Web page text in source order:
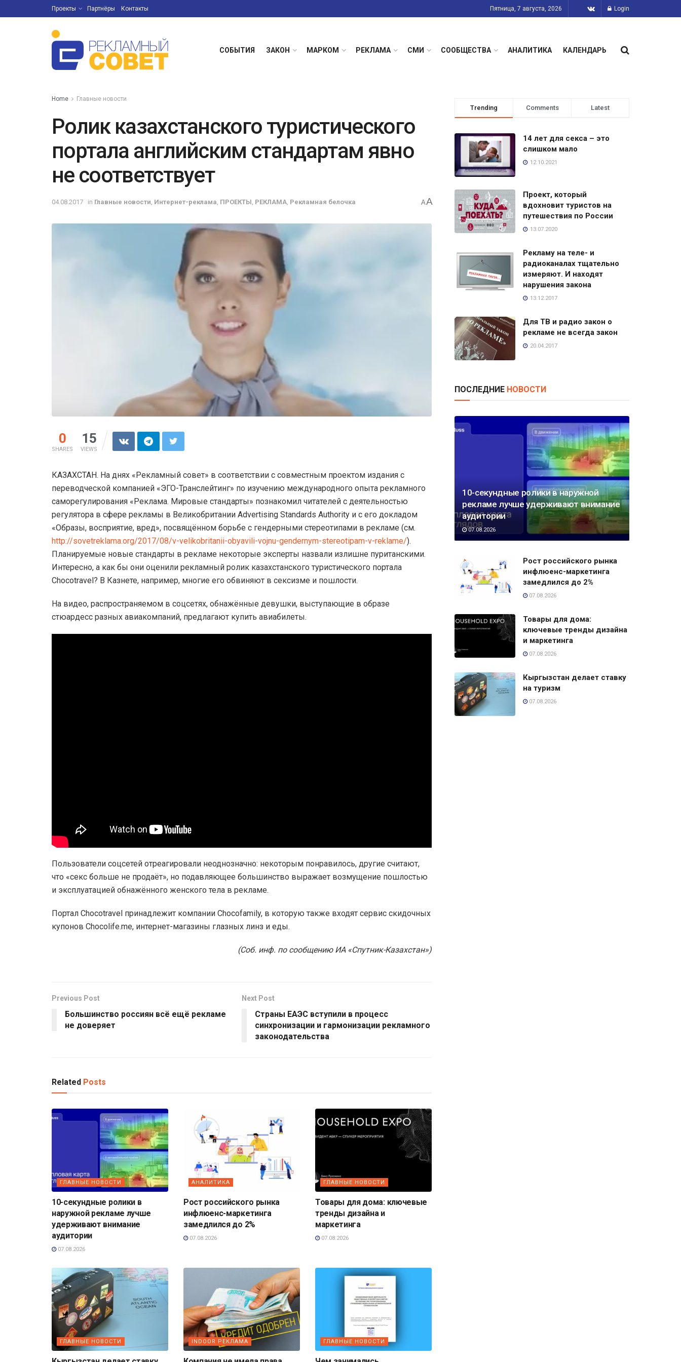
Проекты Партнёры Контакты Пятница, 7 августа, 2026 Login
СОБЫТИЯ ЗАКОН МАРКОМ РЕКЛАМА СМИ СООБЩЕСТВА АНАЛИТИКА КАЛЕНДАРЬ
Home Главные новости
Ролик казахстанского туристического
портала английским стандартам явно
не соответствует
04.08.2017 in Главные новости Интернет-реклама ПРОЕКТЫ РЕКЛАМА Рекламная белочка AA
0
SHARES
15
VIEWS
КАЗАХСТАН. На днях «Рекламный совет» в соответствии с совместным проектом издания с
переводческой компанией «ЭГО-Транслейтинг» по изучению международного опыта рекламного
саморегулирования «Реклама. Мировые стандарты» познакомил читателей с деятельностью
регулятора в сфере рекламы в Великобритании Advertising Standards Authority и с его докладом
«Образы, восприятие, вред», посвящённом борьбе с гендерными стереотипами в рекламе (см.
http://sovetreklama.org/2017/08/v-velikobritanii-obyavili-vojnu-gendernym-stereotipam-v-reklame/).
Планируемые новые стандарты в рекламе некоторые эксперты назвали излишне пуританскими.
Интересно, а как бы они оценили рекламный ролик казахстанского туристического портала
Choсotravel? В Казнете, например, многие его обвиняют в сексизме и пошлости.
На видео, распространяемом в соцсетях, обнажённые девушки, выступающие в образе
стюардесс разных авиакомпаний, предлагают купить авиабилеты.
Пользователи соцсетей отреагировали неоднозначно: некоторым понравилось, другие считают,
что «секс больше не продаёт», но подавляющее большинство выражает возмущение пошлостью
и эксплуатацией обнажённого женского тела в рекламе.
Портал Choсotravel принадлежит компании Chocofamily, в которую также входят сервис скидочных
купонов Choсolife.me, интернет-магазины глазных линз и еды.
(Соб. инф. по сообщению ИА «Спутник-Казахстан»)
Previous Post
Большинство россиян всё ещё рекламе
не доверяет
Next Post
Страны ЕАЭС вступили в процесс
синхронизации и гармонизации рекламного
законодательства
Related Posts
ГЛАВНЫЕ НОВОСТИ
10-секундные ролики в
наружной рекламе лучше
удерживают внимание
аудитории
07.08.2026
АНАЛИТИКА
Рост российского рынка
инфлюенс-маркетинга
замедлился до 2%
07.08.2026
ГЛАВНЫЕ НОВОСТИ
Товары для дома: ключевые
тренды дизайна и
маркетинга
07.08.2026
ГЛАВНЫЕ НОВОСТИ INDOOR РЕКЛАМА ГЛАВНЫЕ НОВОСТИ
Trending Comments Latest
14 лет для секса – это
слишком мало
12.10.2021
Проект, который
вдохновит туристов на
путешествия по России
13.07.2020
Рекламу на теле- и
радиоканалах тщательно
измеряют. И находят
нарушения закона
13.12.2017
Для ТВ и радио закон о
рекламе не всегда закон
20.04.2017
ПОСЛЕДНИЕ НОВОСТИ
10-секундные ролики в наружной
рекламе лучше удерживают внимание
аудитории
07.08.2026
Рост российского рынка
инфлюенс-маркетинга
замедлился до 2%
07.08.2026
Товары для дома:
ключевые тренды дизайна
и маркетинга
07.08.2026
Кыргызстан делает ставку
на туризм
07.08.2026